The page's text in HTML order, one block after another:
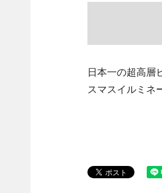
日本一の超高層
スマスイルミネ